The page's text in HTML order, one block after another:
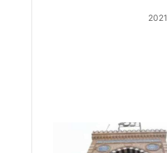
بالقاهرة
إدارة مجموعة درة زيادة
إلي مليون جنيه